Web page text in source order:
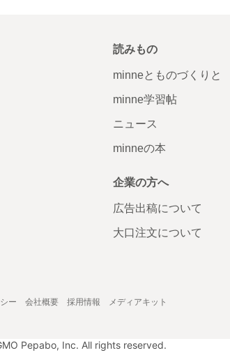
読みもの
minneとものづくりと
minne学習帖
ニュース
minneの本
企業の方へ
広告出稿について
大口注文について
ー 会社概要 採用情報 メディアキット
Pepabo, Inc. All rights reserved.